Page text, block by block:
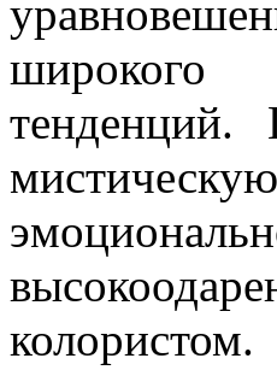
широкого
тенденций.